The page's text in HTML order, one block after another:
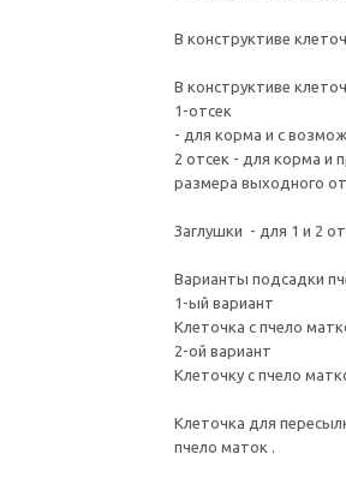
В конструктиве
В конструктиве
1-отсек
- для корма и с
2 отсек - для корма и
размера выходного
Заглушки - для 1 и 2
Варианты подсадки
1-ый вариант
Клеточка с пчело
2-ой вариант
Клеточку с пчело
Клеточка для
пчело маток .